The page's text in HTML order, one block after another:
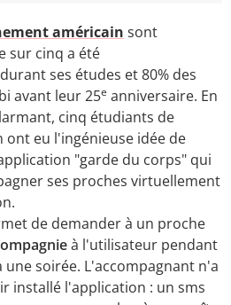
américain sont
sur cinq a été
ses études et 80% des
avant leur 25e anniversaire. En
cinq étudiants de
eu l'ingénieuse idée de
"garde du corps" qui
ses proches virtuellement
de demander à un proche
à l'utilisateur pendant
soirée. L'accompagnant n'a
installé l'application : un sms